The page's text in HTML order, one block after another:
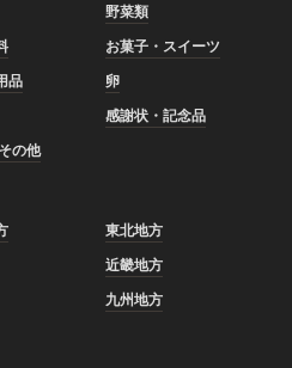
野菜類
お菓子・スイーツ
品
卵
感謝状・記念品
の他
東北地方
近畿地方
九州地方